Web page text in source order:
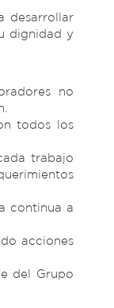
desarrollar
dignidad y
no
todos los
trabajo
continua a
acciones
del Grupo